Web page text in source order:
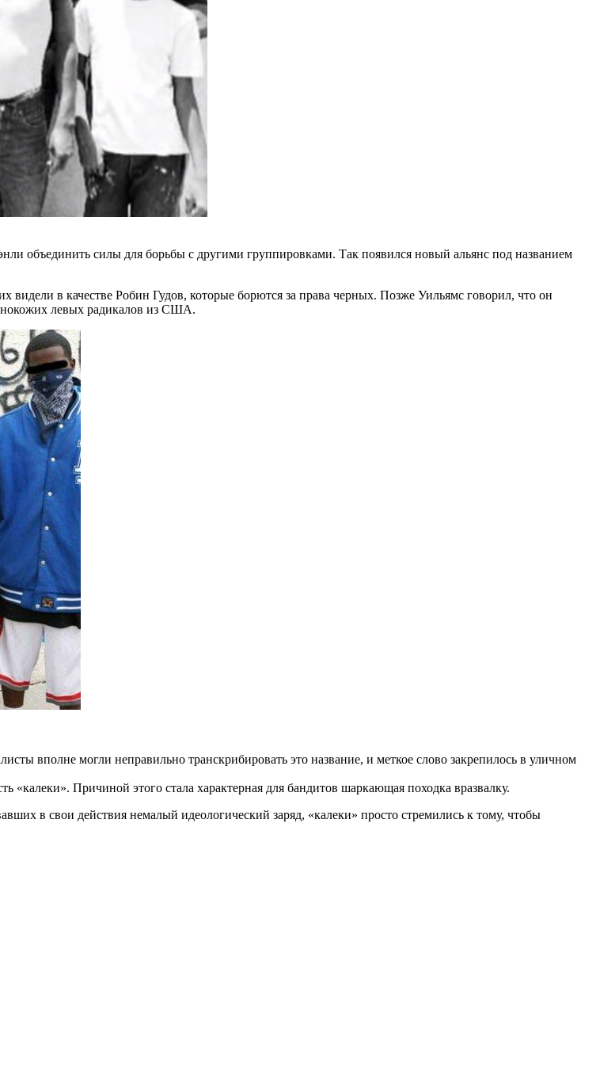
объединить силы для борьбы с другими группировками. Так появился новый альянс под названием
видели в качестве Робин Гудов, которые борются за права черных. Позже Уильямс говорил, что он
левых радикалов из США.
вполне могли неправильно транскрибировать это название, и меткое слово закрепилось в уличном
«калеки». Причиной этого стала характерная для бандитов шаркающая походка вразвалку.
в свои действия немалый идеологический заряд, «калеки» просто стремились к тому, чтобы